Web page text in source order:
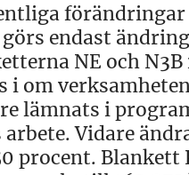
endast
NE och
i om
lämnats i
Vidare
procent. Blankett